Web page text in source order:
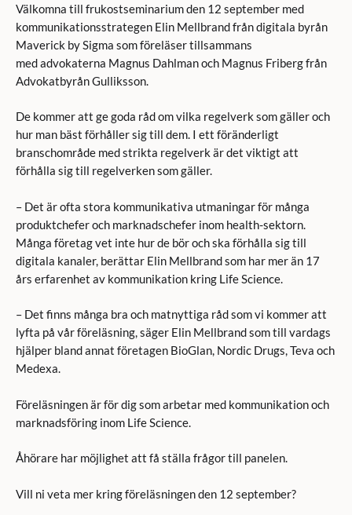
Välkomna till frukostseminarium den 12 september med
kommunikationsstrategen Elin Mellbrand från digitala byrån
Maverick by Sigma som föreläser tillsammans
med advokaterna Magnus Dahlman och Magnus Friberg från
Advokatbyrån Gulliksson.
De kommer att ge goda råd om vilka regelverk som gäller och
hur man bäst förhåller sig till dem. I ett föränderligt
branschområde med strikta regelverk är det viktigt att
förhålla sig till regelverken som gäller.
– Det är ofta stora kommunikativa utmaningar för många
produktchefer och marknadschefer inom health-sektorn.
Många företag vet inte hur de bör och ska förhålla sig till
digitala kanaler, berättar Elin Mellbrand som har mer än 17
års erfarenhet av kommunikation kring Life Science.
– Det finns många bra och matnyttiga råd som vi kommer att
lyfta på vår föreläsning, säger Elin Mellbrand som till vardags
hjälper bland annat företagen BioGlan, Nordic Drugs, Teva och
Medexa.
Föreläsningen är för dig som arbetar med kommunikation och
marknadsföring inom Life Science.
Åhörare har möjlighet att få ställa frågor till panelen.
Vill ni veta mer kring föreläsningen den 12 september?